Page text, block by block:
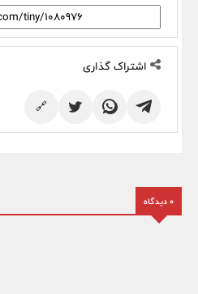
اشتراک گذاری
🔗
0 دیدگاه